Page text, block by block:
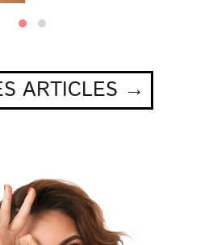
ARTICLES →